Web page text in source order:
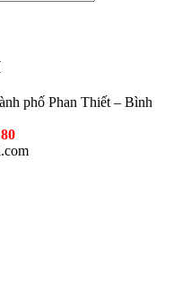
phố Phan Thiết – Bình